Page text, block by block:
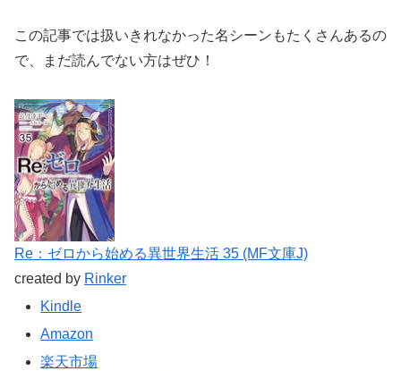
この記事では扱いきれなかった名シーンもたくさんあるの
で、まだ読んでない方はぜひ！
Re：ゼロから始める異世界生活 35 (MF文庫J)
created by Rinker
Kindle
Amazon
楽天市場